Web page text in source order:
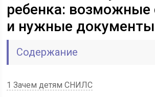
ребенка: возможные
и нужные документы
Содержание
1 Зачем детям СНИЛС